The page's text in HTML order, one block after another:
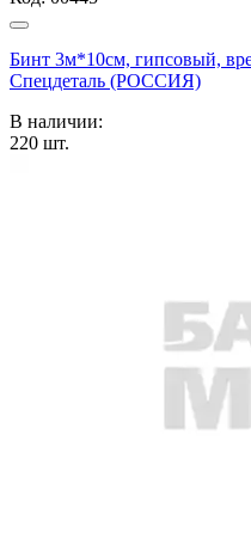
Бинт 3м*10см, гипсовый,
Спецдеталь (РОССИЯ)
В наличии:
220 шт.